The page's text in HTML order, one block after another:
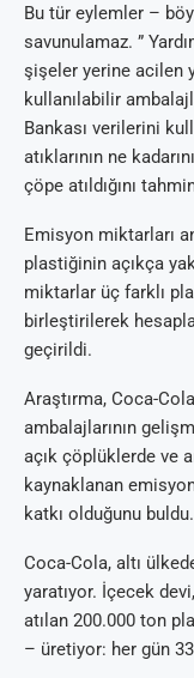
Bu tür eylemler –
savunulamaz. ”
şişeler yerine acilen
kullanılabilir
Bankası verilerini
atıklarının ne
çöpe atıldığını
Emisyon miktarları
plastiğinin açıkça
miktarlar üç farklı
birleştirilerek
geçirildi.
Araştırma, Coca-
ambalajlarının
açık çöplüklerde ve
kaynaklanan
katkı olduğunu buldu.
Coca-Cola, altı
yaratıyor. İçecek
atılan 200.000 ton
– üretiyor: her gün